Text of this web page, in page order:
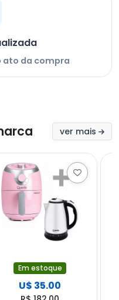
ato da compra
ver mais
Em estoque
U$ 35.00